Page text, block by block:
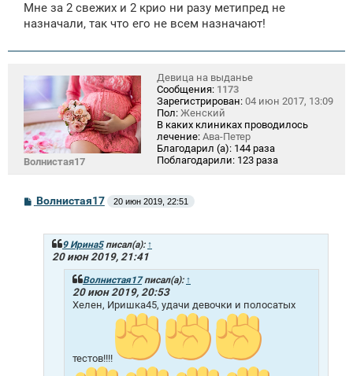
Мне за 2 свежих и 2 крио ни разу метипред не
назначали, так что его не всем назначают!
Волнистая17
Девица на выданье
Сообщения: 1173
Зарегистрирован: 04 июн 2017, 13:09
Пол: Женский
В каких клиниках проводилось
лечение: Ава-Петер
Благодарил (а): 144 раза
Поблагодарили: 123 раза
СВолнистая17 20 июн 2019, 22:51
9 Ирина5писал(а): ↑
20 июн 2019, 21:41
Волнистая17писал(а): ↑
20 июн 2019, 20:53
Хелен, Иришка45, удачи девочки и полосатых
тестов!!!!